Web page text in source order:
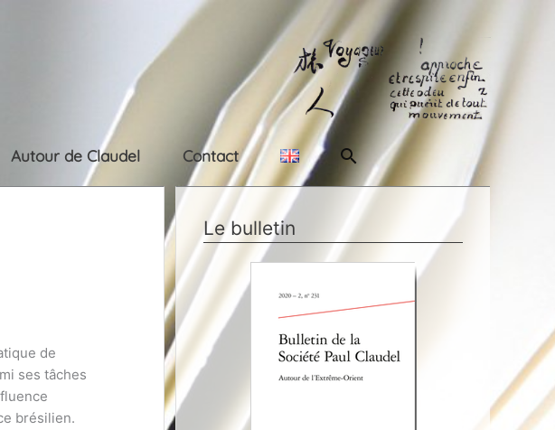
Autour de Claudel Contact Rechercher
de
ses tâches
brésilien.
Le bulletin